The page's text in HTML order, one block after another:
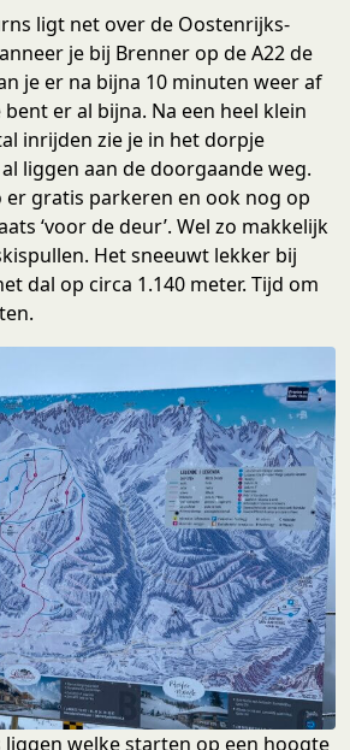
ligt net over de Oostenrijks-
je bij Brenner op de A22 de
je er na bijna 10 minuten weer af
er al bijna. Na een heel klein
inrijden zie je in het dorpje
liggen aan de doorgaande weg.
er gratis parkeren en ook nog op
‘voor de deur’. Wel zo makkelijk
Het sneeuwt lekker bij
dal op circa 1.140 meter. Tijd om
liggen welke starten op een hoogte